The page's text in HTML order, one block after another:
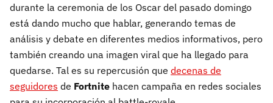
durante la ceremonia de los Oscar del pasado domingo
está dando mucho que hablar, generando temas de
análisis y debate en diferentes medios informativos, pero
también creando una imagen viral que ha llegado para
quedarse. Tal es su repercusión que decenas de
seguidores de Fortnite hacen campaña en redes sociales